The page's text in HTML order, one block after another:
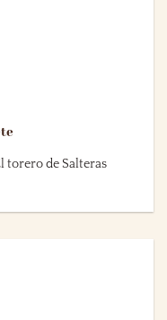
torero de Salteras